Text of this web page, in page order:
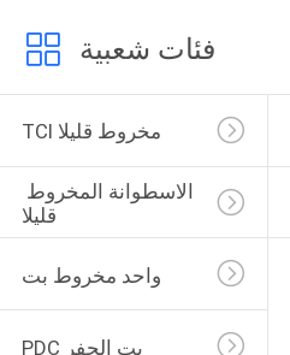
فئات شعبية
TCI مخروط قليلا
الاسطوانة المخروط
قليلا
واحد مخروط بت
PDC بت الحفر